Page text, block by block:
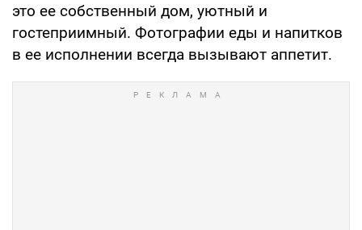
это ее собственный дом, уютный и
гостеприимный. Фотографии еды и напитков
в ее исполнении всегда вызывают аппетит.